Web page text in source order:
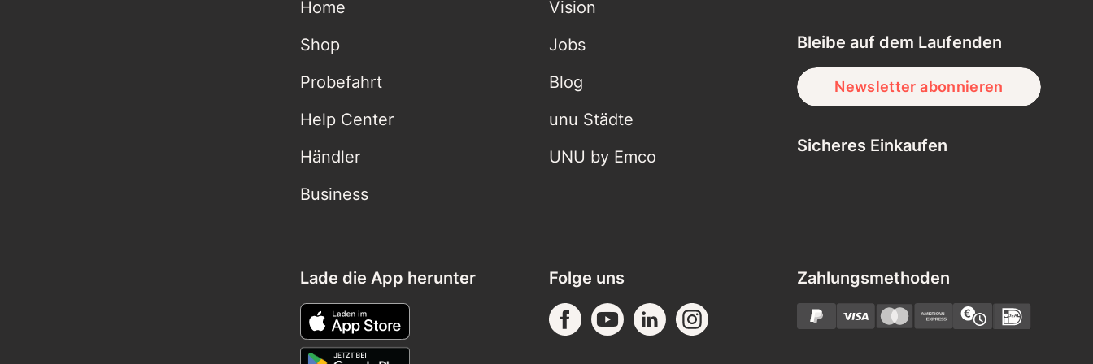
Home
Shop
Probefahrt
Help Center
Händler
Business
Vision
Jobs
Blog
unu Städte
UNU by Emco
Zahlungsmethoden
Sicheres Einkaufen
Bleibe auf dem Laufenden
Newsletter abonnieren
Lade die App herunter Folge uns